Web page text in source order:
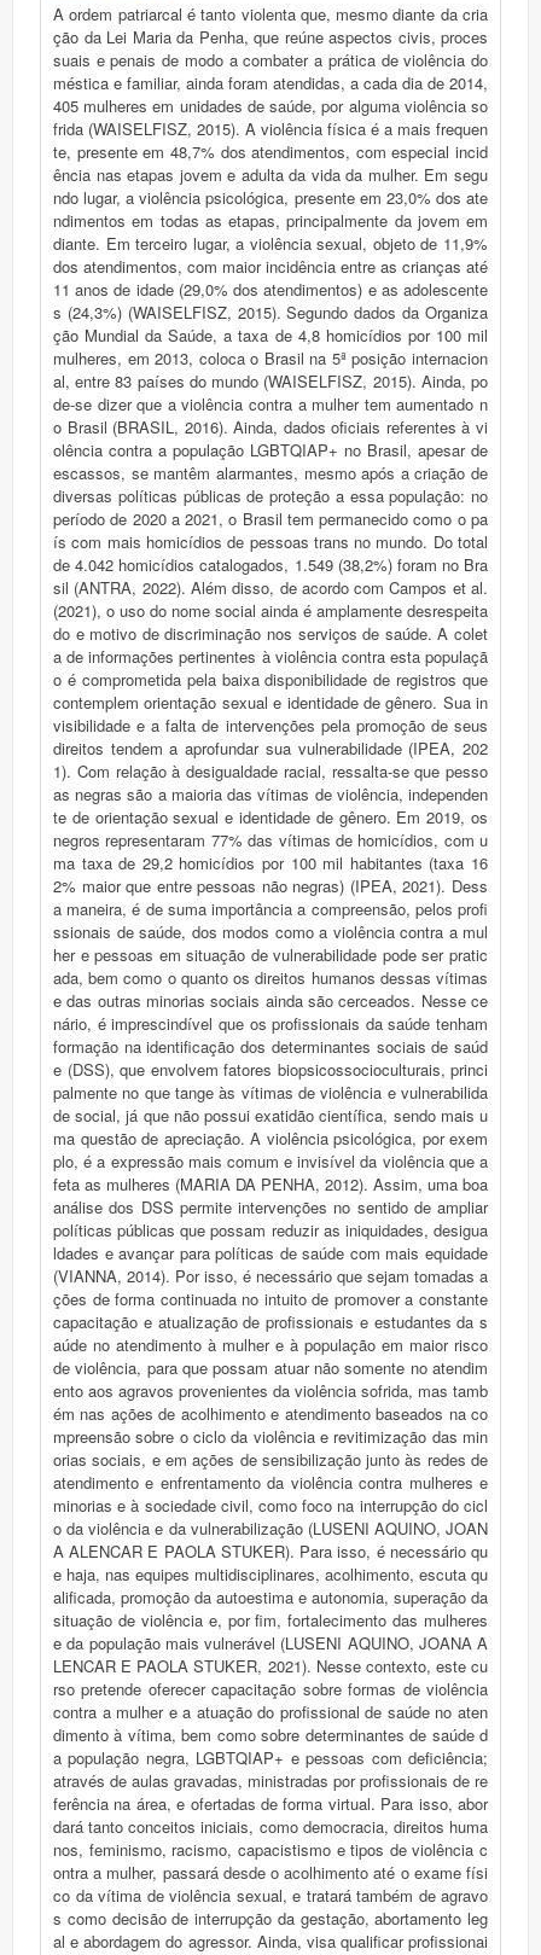
A ordem patriarcal é tanto violenta que, mesmo diante da cria
ção da Lei Maria da Penha, que reúne aspectos civis, proces
suais e penais de modo a combater a prática de violência do
méstica e familiar, ainda foram atendidas, a cada dia de 2014,
405 mulheres em unidades de saúde, por alguma violência so
frida (WAISELFISZ, 2015). A violência física é a mais frequen
te, presente em 48,7% dos atendimentos, com especial incid
ência nas etapas jovem e adulta da vida da mulher. Em segu
ndo lugar, a violência psicológica, presente em 23,0% dos ate
ndimentos em todas as etapas, principalmente da jovem em
diante. Em terceiro lugar, a violência sexual, objeto de 11,9%
dos atendimentos, com maior incidência entre as crianças até
11 anos de idade (29,0% dos atendimentos) e as adolescente
s (24,3%) (WAISELFISZ, 2015). Segundo dados da Organiza
ção Mundial da Saúde, a taxa de 4,8 homicídios por 100 mil
mulheres, em 2013, coloca o Brasil na 5ª posição internacion
al, entre 83 países do mundo (WAISELFISZ, 2015). Ainda, po
de-se dizer que a violência contra a mulher tem aumentado n
o Brasil (BRASIL, 2016). Ainda, dados oficiais referentes à vi
olência contra a população LGBTQIAP+ no Brasil, apesar de
escassos, se mantêm alarmantes, mesmo após a criação de
diversas políticas públicas de proteção a essa população: no
período de 2020 a 2021, o Brasil tem permanecido como o pa
ís com mais homicídios de pessoas trans no mundo. Do total
de 4.042 homicídios catalogados, 1.549 (38,2%) foram no Bra
sil (ANTRA, 2022). Além disso, de acordo com Campos et al.
(2021), o uso do nome social ainda é amplamente desrespeita
do e motivo de discriminação nos serviços de saúde. A colet
a de informações pertinentes à violência contra esta populaçã
o é comprometida pela baixa disponibilidade de registros que
contemplem orientação sexual e identidade de gênero. Sua in
visibilidade e a falta de intervenções pela promoção de seus
direitos tendem a aprofundar sua vulnerabilidade (IPEA, 202
1). Com relação à desigualdade racial, ressalta-se que pesso
as negras são a maioria das vítimas de violência, independen
te de orientação sexual e identidade de gênero. Em 2019, os
negros representaram 77% das vítimas de homicídios, com u
ma taxa de 29,2 homicídios por 100 mil habitantes (taxa 16
2% maior que entre pessoas não negras) (IPEA, 2021). Dess
a maneira, é de suma importância a compreensão, pelos profi
ssionais de saúde, dos modos como a violência contra a mul
her e pessoas em situação de vulnerabilidade pode ser pratic
ada, bem como o quanto os direitos humanos dessas vítimas
e das outras minorias sociais ainda são cerceados. Nesse ce
nário, é imprescindível que os profissionais da saúde tenham
formação na identificação dos determinantes sociais de saúd
e (DSS), que envolvem fatores biopsicossocioculturais, princi
palmente no que tange às vítimas de violência e vulnerabilida
de social, já que não possui exatidão científica, sendo mais u
ma questão de apreciação. A violência psicológica, por exem
plo, é a expressão mais comum e invisível da violência que a
feta as mulheres (MARIA DA PENHA, 2012). Assim, uma boa
análise dos DSS permite intervenções no sentido de ampliar
políticas públicas que possam reduzir as iniquidades, desigua
ldades e avançar para políticas de saúde com mais equidade
(VIANNA, 2014). Por isso, é necessário que sejam tomadas a
ções de forma continuada no intuito de promover a constante
capacitação e atualização de profissionais e estudantes da s
aúde no atendimento à mulher e à população em maior risco
de violência, para que possam atuar não somente no atendim
ento aos agravos provenientes da violência sofrida, mas tamb
ém nas ações de acolhimento e atendimento baseados na co
mpreensão sobre o ciclo da violência e revitimização das min
orias sociais, e em ações de sensibilização junto às redes de
atendimento e enfrentamento da violência contra mulheres e
minorias e à sociedade civil, como foco na interrupção do cicl
o da violência e da vulnerabilização (LUSENI AQUINO, JOAN
A ALENCAR E PAOLA STUKER). Para isso, é necessário qu
e haja, nas equipes multidisciplinares, acolhimento, escuta qu
alificada, promoção da autoestima e autonomia, superação da
situação de violência e, por fim, fortalecimento das mulheres
e da população mais vulnerável (LUSENI AQUINO, JOANA A
LENCAR E PAOLA STUKER, 2021). Nesse contexto, este cu
rso pretende oferecer capacitação sobre formas de violência
contra a mulher e a atuação do profissional de saúde no aten
dimento à vítima, bem como sobre determinantes de saúde d
a população negra, LGBTQIAP+ e pessoas com deficiência;
através de aulas gravadas, ministradas por profissionais de re
ferência na área, e ofertadas de forma virtual. Para isso, abor
dará tanto conceitos iniciais, como democracia, direitos huma
nos, feminismo, racismo, capacistismo e tipos de violência c
ontra a mulher, passará desde o acolhimento até o exame físi
co da vítima de violência sexual, e tratará também de agravo
s como decisão de interrupção da gestação, abortamento leg
al e abordagem do agressor. Ainda, visa qualificar profissionai